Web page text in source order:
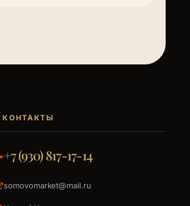
КОНТАКТЫ
+7 (930) 817-17-14
somovomarket@mail.ru